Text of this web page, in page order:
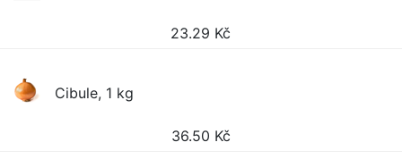
23.29 Kč
Cibule, 1 kg
36.50 Kč